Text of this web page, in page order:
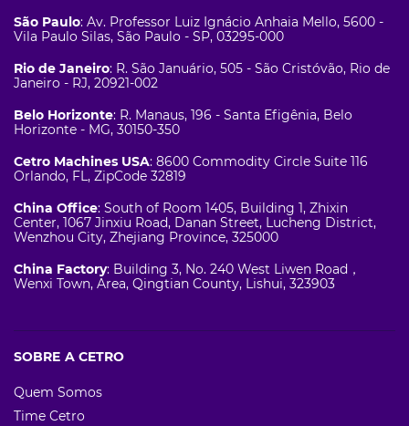
São Paulo: Av. Professor Luiz Ignácio Anhaia Mello, 5600 -
Vila Paulo Silas, São Paulo - SP, 03295-000
Rio de Janeiro: R. São Januário, 505 - São Cristóvão, Rio de
Janeiro - RJ, 20921-002
Belo Horizonte: R. Manaus, 196 - Santa Efigênia, Belo
Horizonte - MG, 30150-350
Cetro Machines USA: 8600 Commodity Circle Suite 116
Orlando, FL, ZipCode 32819
China Office: South of Room 1405, Building 1, Zhixin
Center, 1067 Jinxiu Road, Danan Street, Lucheng District,
Wenzhou City, Zhejiang Province, 325000
China Factory: Building 3, No. 240 West Liwen Road，
Wenxi Town, Area, Qingtian County, Lishui, 323903
SOBRE A CETRO
Quem Somos
Time Cetro